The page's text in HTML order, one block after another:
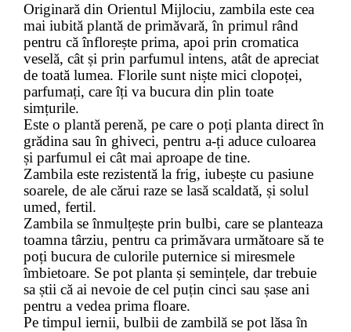
Originară din Orientul Mijlociu, zambila este cea
mai iubită plantă de primăvară, în primul rând
pentru că înflorește prima, apoi prin cromatica
veselă, cât și prin parfumul intens, atât de apreciat
de toată lumea. Florile sunt niște mici clopoței,
parfumați, care îți va bucura din plin toate
simțurile.
Este o plantă perenă, pe care o poți planta direct în
grădina sau în ghiveci, pentru a-ți aduce culoarea
și parfumul ei cât mai aproape de tine.
Zambila este rezistentă la frig, iubește cu pasiune
soarele, de ale cărui raze se lasă scaldată, și solul
umed, fertil.
Zambila se înmulțește prin bulbi, care se planteaza
toamna târziu, pentru ca primăvara următoare să te
poți bucura de culorile puternice si miresmele
îmbietoare. Se pot planta și semințele, dar trebuie
sa știi că ai nevoie de cel puțin cinci sau șase ani
pentru a vedea prima floare.
Pe timpul iernii, bulbii de zambilă se pot lăsa în